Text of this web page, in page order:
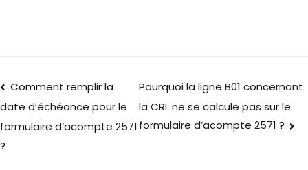
Comment remplir la
date d’échéance pour le
formulaire d’acompte 2571
?
Pourquoi la ligne B01 concernant
la CRL ne se calcule pas sur le
formulaire d’acompte 2571 ?